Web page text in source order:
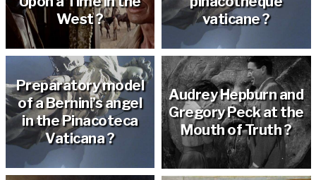
West ?
vaticane ?
Preparatory model
of a Bernini’s angel
in the Pinacoteca
Vaticana ?
Audrey Hepburn and
Gregory Peck at the
Mouth of Truth ?